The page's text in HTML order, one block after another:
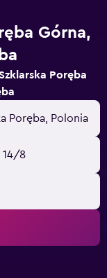
Górna,
Poręba
Poręba, Polonia
14/8